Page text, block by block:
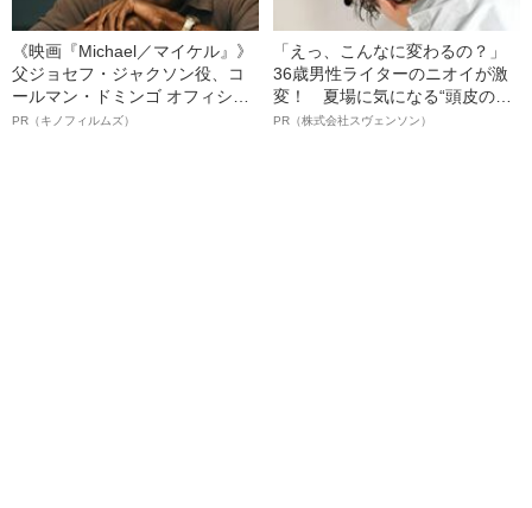
《映画『Michael／マイケル』》
父ジョセフ・ジャクソン役、コ
ールマン・ドミンゴ オフィシャ
ルインタビュー“観客を魅了した
PR（キノフィルムズ）
「えっ、こんなに変わるの？」
36歳男性ライターのニオイが激
変！ 夏場に気になる“頭皮のニ
オイ”や“ベタつき”を解消す
PR（株式会社スヴェンソン）